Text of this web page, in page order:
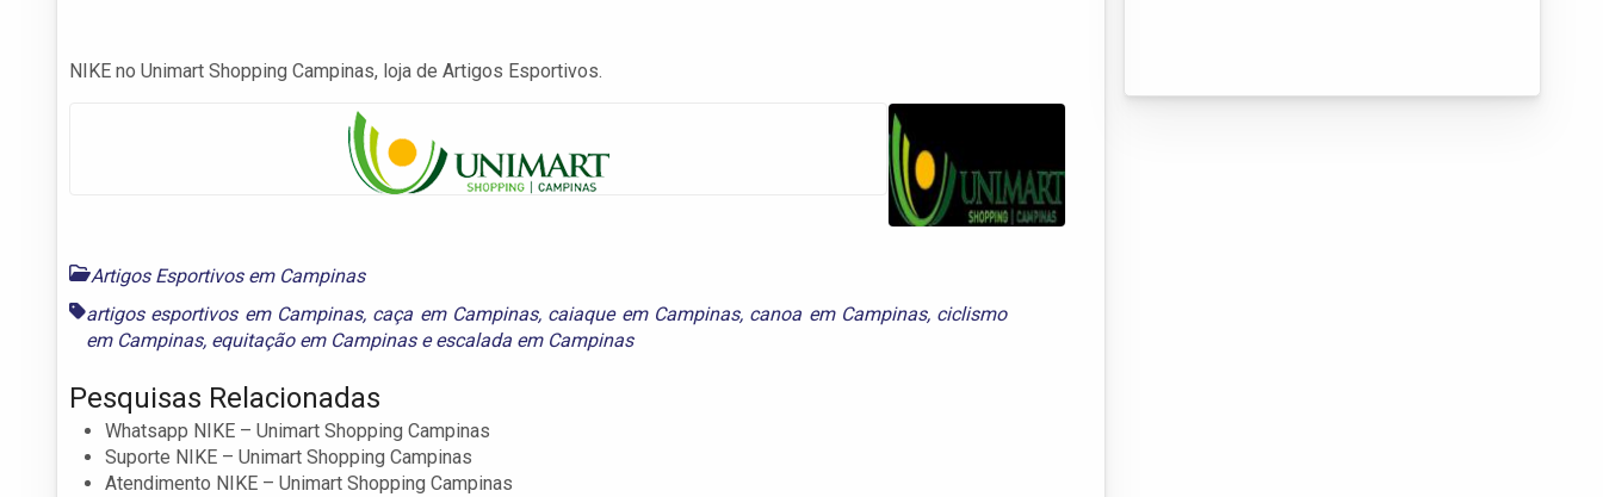
NIKE no Unimart Shopping Campinas, loja de Artigos Esportivos.
Artigos Esportivos em Campinas
artigos esportivos em Campinas, caça em Campinas, caiaque em Campinas, canoa em Campinas, ciclismo
em Campinas, equitação em Campinaseescalada em Campinas
Pesquisas Relacionadas
Whatsapp NIKE – Unimart Shopping Campinas
Suporte NIKE – Unimart Shopping Campinas
Atendimento NIKE – Unimart Shopping Campinas